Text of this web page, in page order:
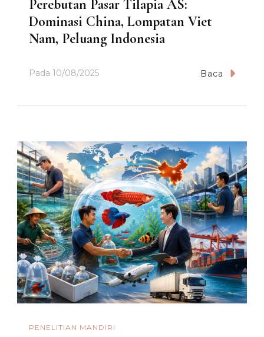
Perebutan Pasar Tilapia AS:
Dominasi China, Lompatan Viet
Nam, Peluang Indonesia
Pada 10/08/2025 Baca
PENELITIAN MANDIRI